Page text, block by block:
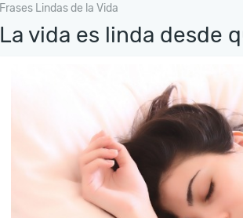
Frases Lindas de la Vida
La vida es linda desde